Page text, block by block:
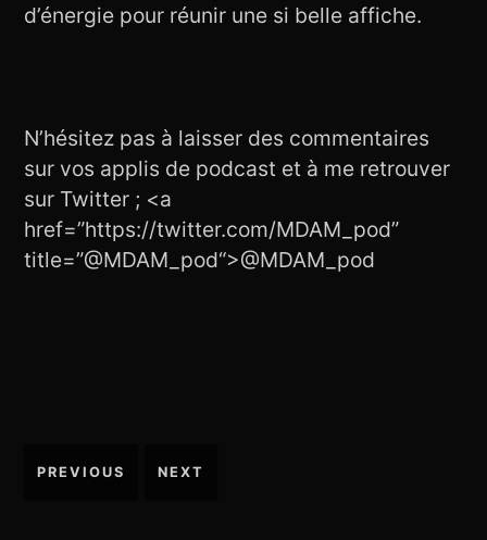
d’énergie pour réunir une si belle affiche.
N’hésitez pas à laisser des commentaires
sur vos applis de podcast et à me retrouver
sur Twitter ; <a
href=”https://twitter.com/MDAM_pod”
title=”@MDAM_pod“>@MDAM_pod
N
PREVIOUS NEXT